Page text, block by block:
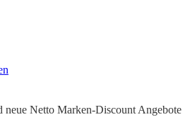
neue Netto Marken-Discount Angebote